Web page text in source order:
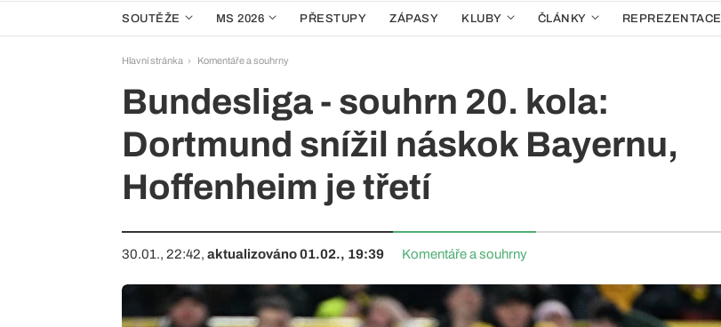
SOUTĚŽE MS 2026 PŘESTUPY ZÁPASY KLUBY ČLÁNKY REPREZENTACE
Hlavní stránka Komentáře a souhrny
Bundesliga - souhrn 20. kola:
Dortmund snížil náskok Bayernu,
Hoffenheim je třetí
30.01., 22:42, aktualizováno 01.02., 19:39 Komentáře a souhrny